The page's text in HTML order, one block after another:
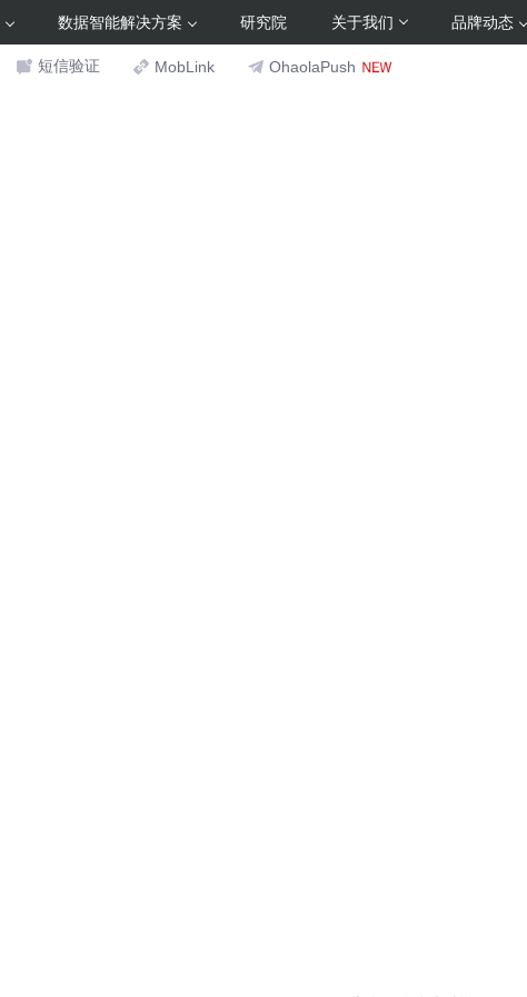
数据智能解决方案 研究院 关于我们 品牌动态
短信验证 MobLink OhaolaPush